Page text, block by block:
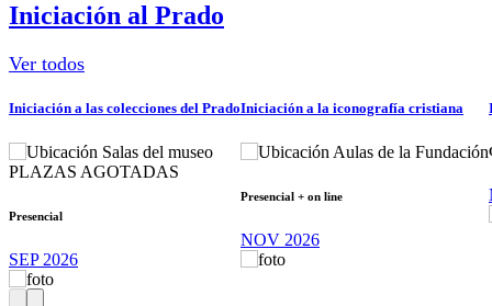
Iniciación al Prado
Ver todos
Iniciación a las colecciones del Prado
Salas del museo
PLAZAS AGOTADAS
Presencial
SEP 2026
Iniciación a la iconografía cristiana
Aulas de la Fundación
Presencial + on line
NOV 2026